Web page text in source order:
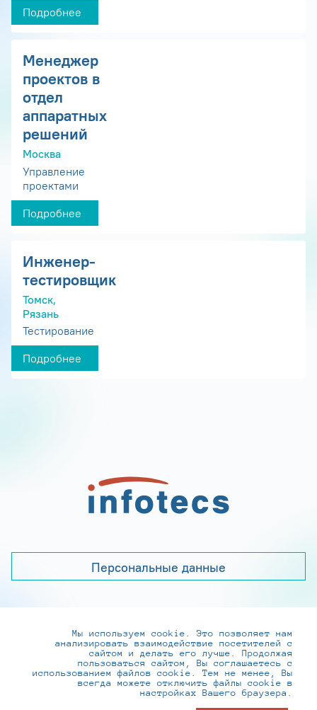
Подробнее
Менеджер
проектов в
отдел
аппаратных
решений
Москва
Управление
проектами
Подробнее
Инженер-
тестировщик
Томск,
Рязань
Тестирование
Подробнее
Персональные данные
+7 (495) 737-6192, 8-800-250-0-260
practice@infotecs.ru,hr@infotecs.ru
127273, г. Москва, Отрадная ул., 2Б строение 1
Мы используем cookie. Это позволяет нам
анализировать взаимодействие посетителей с
сайтом и делать его лучше. Продолжая
пользоваться сайтом, Вы соглашаетесь с
использованием файлов cookie. Тем не менее, Вы
всегда можете отключить файлы cookie в
настройках Вашего браузера.